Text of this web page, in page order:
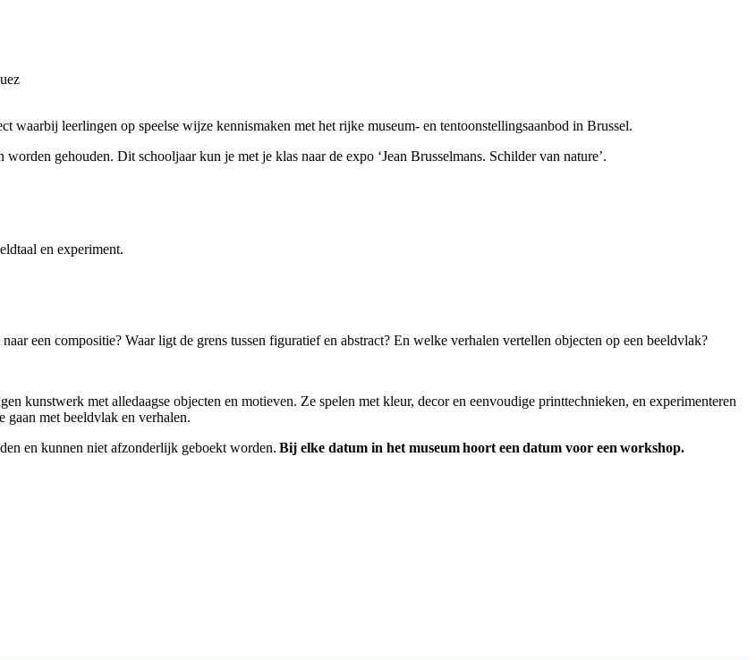
waarbij leerlingen op speelse wijze kennismaken met het rijke museum- en tentoonstellingsaanbod in Brussel.
gehouden. Dit schooljaar kun je met je klas naar de expo ‘Jean Brusselmans. Schilder van nature’.
en experiment.
een compositie? Waar ligt de grens tussen figuratief en abstract? En welke verhalen vertellen objecten op een beeldvlak?
kunstwerk met alledaagse objecten en motieven. Ze spelen met kleur, decor en eenvoudige printtechnieken, en experimenteren
gaan met beeldvlak en verhalen.
en kunnen niet afzonderlijk geboekt worden. Bij elke datum in het museum hoort een datum voor een workshop.